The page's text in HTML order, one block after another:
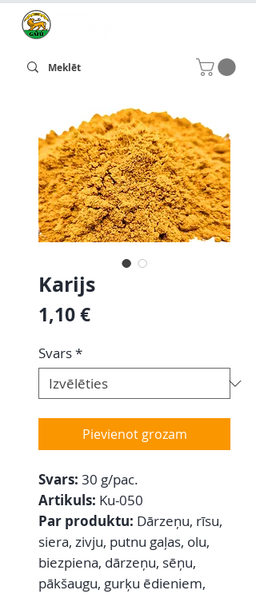
Karijs
1,10 €Cena
Svars*
Pievienot grozam
Svars: 30 g/pac.
Artikuls: Ku-050
Par produktu: Dārzeņu, rīsu,
siera, zivju, putnu gaļas, olu,
biezpiena, dārzeņu, sēņu,
pākšaugu, gurķu ēdieniem,